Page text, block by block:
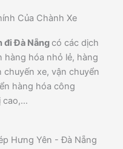
Của Chành Xe
đi Đà Nẵng có các dịch
hàng hóa nhỏ lẻ, hàng
xe, vận chuyển
hàng hóa công
cao,…
Hưng Yên - Đà Nẵng